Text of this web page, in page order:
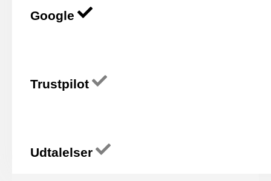
Google
Trustpilot
Udtalelser